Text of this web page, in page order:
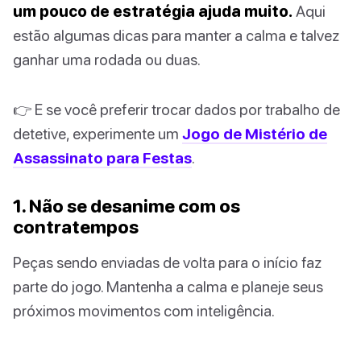
um pouco de estratégia ajuda muito. Aqui
estão algumas dicas para manter a calma e talvez
ganhar uma rodada ou duas.
👉 E se você preferir trocar dados por trabalho de
detetive, experimente um Jogo de Mistério de
Assassinato para Festas.
1. Não se desanime com os
contratempos
Peças sendo enviadas de volta para o início faz
parte do jogo. Mantenha a calma e planeje seus
próximos movimentos com inteligência.